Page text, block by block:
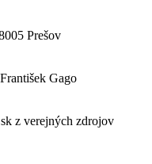
Prešov
Gago
z verejných zdrojov